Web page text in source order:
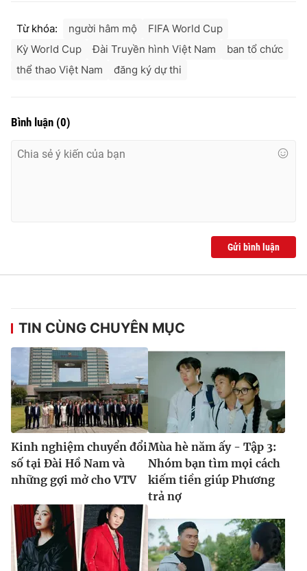
Từ khóa: người hâm mộ
FIFA World Cup
Kỳ World Cup
Đài Truyền hình Việt Nam
ban tổ chức
thể thao Việt Nam
đăng ký dự thi
Bình luận (0)
Gửi bình luận
TIN CÙNG CHUYÊN MỤC
Kinh nghiệm chuyển đổi
số tại Đài Hồ Nam và
những gợi mở cho VTV
Mùa hè năm ấy - Tập 3:
Nhóm bạn tìm mọi cách
kiếm tiền giúp Phương
trả nợ